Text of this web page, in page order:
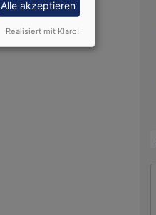
Alle akzeptieren
Realisiert mit Klaro!